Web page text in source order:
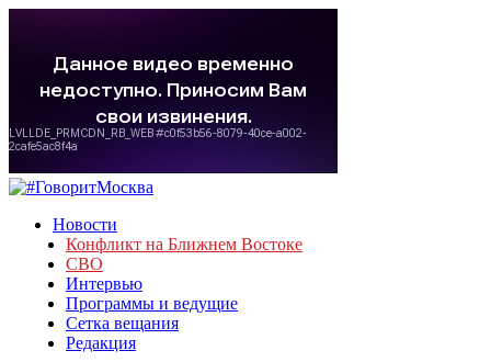
Новости
Конфликт на Ближнем Востоке
СВО
Интервью
Программы и ведущие
Сетка вещания
Редакция